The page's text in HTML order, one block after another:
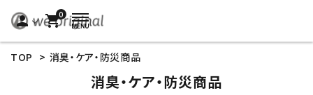
person 0
shopping_cart
TOP > 消臭・ケア・防災商品
消臭・ケア・防災商品